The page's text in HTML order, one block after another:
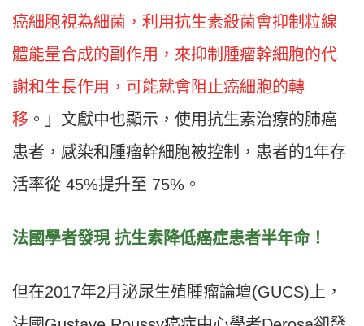
癌細胞視為細菌，利用抗生素殺菌會抑制粒線
體能量合成的副作用，來抑制腫瘤幹細胞的代
謝和生長作用，可能就會阻止癌細胞的轉
移 。」文獻中也顯示，使用抗生素治療的肺癌
患者，感染和腫瘤幹細胞被控制，患者的1年存
活率從 45%提升至 75%。
法國學者發現 抗生素降低癌症患者半年命！
但在2017年2月泌尿生殖腫瘤論壇(GUCS)上，